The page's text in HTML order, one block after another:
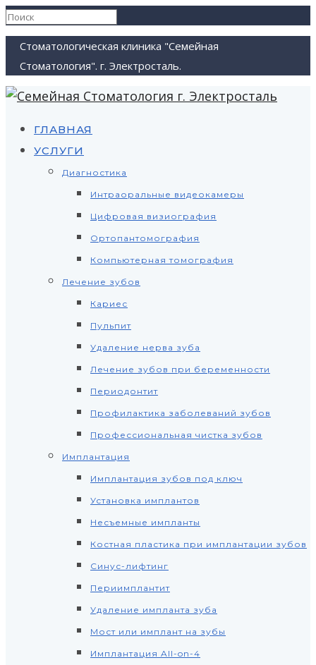
Стоматологическая клиника "Семейная
Стоматология". г. Электросталь.
ГЛАВНАЯ
УСЛУГИ
Диагностика
Интраоральные видеокамеры
Цифровая визиография
Ортопантомография
Компьютерная томография
Лечение зубов
Кариес
Пульпит
Удаление нерва зуба
Лечение зубов при беременности
Периодонтит
Профилактика заболеваний зубов
Профессиональная чистка зубов
Имплантация
Имплантация зубов под ключ
Установка имплантов
Несъемные импланты
Костная пластика при имплантации зубов
Синус-лифтинг
Периимплантит
Удаление импланта зуба
Мост или имплант на зубы
Имплантация All-on-4